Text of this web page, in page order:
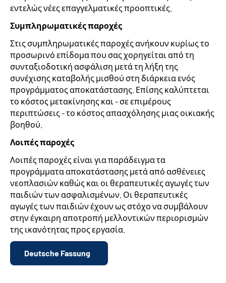
εντελώς νέες επαγγελματικές προοπτικές.
Συμπληρωματικές παροχές
Στις συμπληρωματικές παροχές ανήκουν κυρίως το
προσωρινό επίδομα που σας χορηγείται από τη
συνταξιοδοτική ασφάλιση μετά τη λήξη της
συνέχισης καταβολής μισθού στη διάρκεια ενός
προγράμματος αποκατάστασης. Επίσης καλύπτεται
το κόστος μετακίνησης και - σε επιμέρους
περιπτώσεις - το κόστος απασχόλησης μιας οικιακής
βοηθού.
Λοιπές παροχές
Λοιπές παροχές είναι για παράδειγμα τα
προγράμματα αποκατάστασης μετά από ασθένειες
νεοπλασιών καθώς και οι θεραπευτικές αγωγές των
παιδιών των ασφαλισμένων. Οι θεραπευτικές
αγωγές των παιδιών έχουν ως στόχο να συμβάλουν
στην έγκαιρη αποτροπή μελλοντικών περιορισμών
της ικανότητας προς εργασία.
Deutsche Fassung